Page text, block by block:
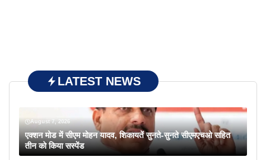
LATEST NEWS
August 7, 2026
एक्शन मोड में सीएम मोहन यादव, शिकायतें सुनते-सुनते सीएमएचओ सहित
तीन को किया सस्पेंड